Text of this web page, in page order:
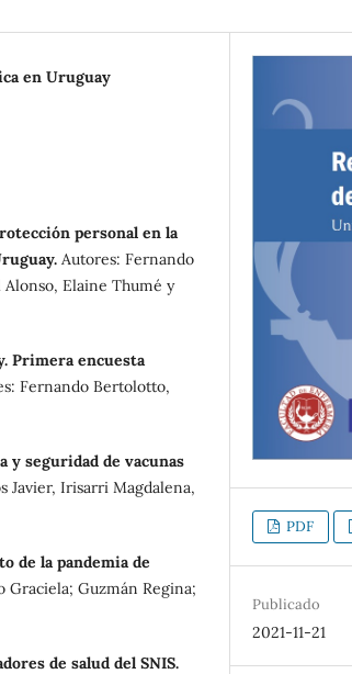
en Uruguay
personal en la
Autores: Fernando
Elaine Thumé y
Primera encuesta
Fernando Bertolotto,
y seguridad de vacunas
Javier, Irisarri Magdalena,
de la pandemia de
Graciela; Guzmán Regina;
de salud del SNIS.
PDF
Publicado
2021-11-21